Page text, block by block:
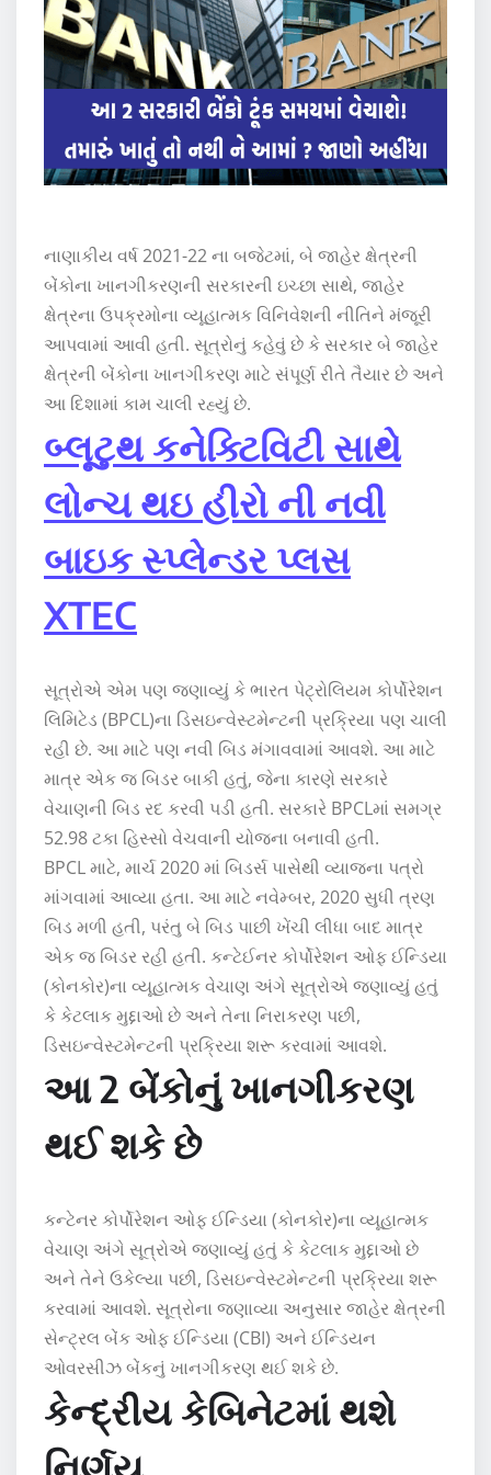
નાણાકીય વર્ષ 2021-22 ના બજેટમાં, બે જાહેર ક્ષેત્રની
બેંકોના ખાનગીકરણની સરકારની ઇચ્છા સાથે, જાહેર
ક્ષેત્રના ઉપક્રમોના વ્યૂહાત્મક વિનિવેશની નીતિને મંજૂરી
આપવામાં આવી હતી. સૂત્રોનું કહેવું છે કે સરકાર બે જાહેર
ક્ષેત્રની બેંકોના ખાનગીકરણ માટે સંપૂર્ણ રીતે તૈયાર છે અને
આ દિશામાં કામ ચાલી રહ્યું છે.
બ્લૂટુથ કનેક્ટિવિટી સાથે
લોન્ચ થઇ હીરો ની નવી
બાઇક સ્પ્લેન્ડર પ્લસ
XTEC
સૂત્રોએ એમ પણ જણાવ્યું કે ભારત પેટ્રોલિયમ કોર્પોરેશન
લિમિટેડ (BPCL)ના ડિસઇન્વેસ્ટમેન્ટની પ્રક્રિયા પણ ચાલી
રહી છે. આ માટે પણ નવી બિડ મંગાવવામાં આવશે. આ માટે
માત્ર એક જ બિડર બાકી હતું, જેના કારણે સરકારે
વેચાણની બિડ રદ કરવી પડી હતી. સરકારે BPCLમાં સમગ્ર
52.98 ટકા હિસ્સો વેચવાની યોજના બનાવી હતી.
BPCL માટે, માર્ચ 2020 માં બિડર્સ પાસેથી વ્યાજના પત્રો
માંગવામાં આવ્યા હતા. આ માટે નવેમ્બર, 2020 સુધી ત્રણ
બિડ મળી હતી, પરંતુ બે બિડ પાછી ખેંચી લીધા બાદ માત્ર
એક જ બિડર રહી હતી. કન્ટેઈનર કોર્પોરેશન ઓફ ઈન્ડિયા
(કોનકોર)ના વ્યૂહાત્મક વેચાણ અંગે સૂત્રોએ જણાવ્યું હતું
કે કેટલાક મુદ્દાઓ છે અને તેના નિરાકરણ પછી,
ડિસઇન્વેસ્ટમેન્ટની પ્રક્રિયા શરૂ કરવામાં આવશે.
આ 2 બેંકોનું ખાનગીકરણ
થઈ શકે છે
કન્ટેનર કોર્પોરેશન ઓફ ઈન્ડિયા (કોનકોર)ના વ્યૂહાત્મક
વેચાણ અંગે સૂત્રોએ જણાવ્યું હતું કે કેટલાક મુદ્દાઓ છે
અને તેને ઉકેલ્યા પછી, ડિસઇન્વેસ્ટમેન્ટની પ્રક્રિયા શરૂ
કરવામાં આવશે. સૂત્રોના જણાવ્યા અનુસાર જાહેર ક્ષેત્રની
સેન્ટ્રલ બેંક ઓફ ઈન્ડિયા (CBI) અને ઈન્ડિયન
ઓવરસીઝ બેંકનું ખાનગીકરણ થઈ શકે છે.
કેન્દ્રીય કેબિનેટમાં થશે